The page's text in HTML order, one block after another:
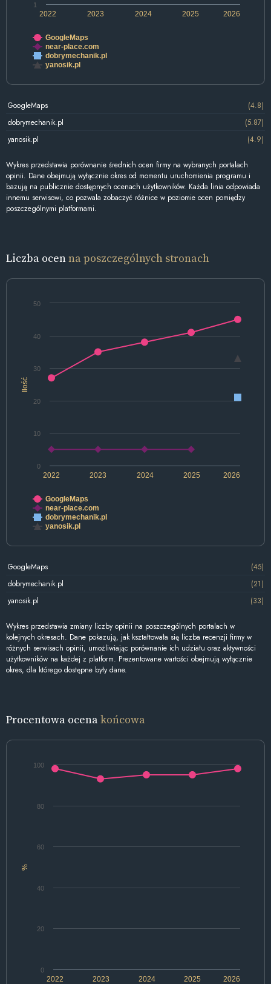
2022 2024 2026
2023 2025
1
GoogleMaps
near-place.com
dobrymechanik.pl
yanosik.pl
GoogleMaps
(4.8)
dobrymechanik.pl
(5.87)
yanosik.pl
(4.9)
Wykres przedstawia porównanie średnich ocen firmy na wybranych portalach
opinii. Dane obejmują wyłącznie okres od momentu uruchomienia programu i
bazują na publicznie dostępnych ocenach użytkowników. Każda linia odpowiada
innemu serwisowi, co pozwala zobaczyć różnice w poziomie ocen pomiędzy
poszczególnymi platformami.
Liczba ocenna poszczególnych stronach
Ilość
2022 2024 2026
2023 2025
0
10
20
30
40
50
GoogleMaps
near-place.com
dobrymechanik.pl
yanosik.pl
GoogleMaps
(45)
dobrymechanik.pl
(21)
yanosik.pl
(33)
Wykres przedstawia zmiany liczby opinii na poszczególnych portalach w
kolejnych okresach. Dane pokazują, jak kształtowała się liczba recenzji firmy w
różnych serwisach opinii, umożliwiając porównanie ich udziału oraz aktywności
użytkowników na każdej z platform. Prezentowane wartości obejmują wyłącznie
okres, dla którego dostępne były dane.
Procentowa ocenakońcowa
%
2022 2024 2026
2023 2025
0
20
40
60
80
100